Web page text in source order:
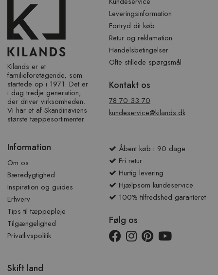
Kilands er et
familieforetagende, som
startede op i 1971. Det er
i dag tredje generation,
der driver virksomheden.
Vi har et af ​​Skandinaviens
største tæppesortimenter.
Leveringsinformation
Fortryd dit køb
Retur og reklamation
Handelsbetingelser
Ofte stillede spørgsmål
Kontakt os
78 70 33 70
kundeservice@kilands.dk
Information
Om os
Bæredygtighed
Inspiration og guides
Erhverv
Tips til tæppepleje
Tilgængelighed
Privatlivspolitik
Åbent køb i 90 dage
Fri retur
Hurtig levering
Hjælpsom kundeservice
100% tilfredshed garanteret
Følg os
Skift land